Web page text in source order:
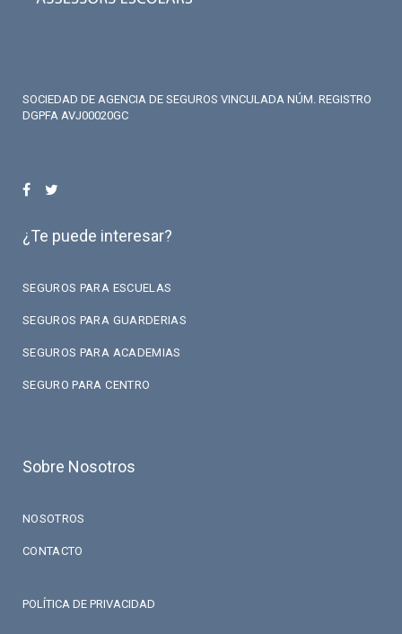
SOCIEDAD DE AGENCIA DE SEGUROS VINCULADA NÚM. REGISTRO
DGPFA AVJ00020GC
¿Te puede interesar?
SEGUROS PARA ESCUELAS
SEGUROS PARA GUARDERIAS
SEGUROS PARA ACADEMIAS
SEGURO PARA CENTRO
Sobre Nosotros
NOSOTROS
CONTACTO
POLÍTICA DE PRIVACIDAD